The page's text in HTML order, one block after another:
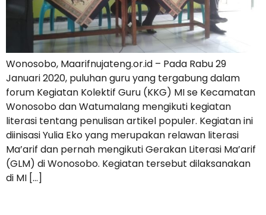
Wonosobo, Maarifnujateng.or.id – Pada Rabu 29
Januari 2020, puluhan guru yang tergabung dalam
forum Kegiatan Kolektif Guru (KKG) MI se Kecamatan
Wonosobo dan Watumalang mengikuti kegiatan
literasi tentang penulisan artikel populer. Kegiatan ini
diinisasi Yulia Eko yang merupakan relawan literasi
Ma’arif dan pernah mengikuti Gerakan Literasi Ma’arif
(GLM) di Wonosobo. Kegiatan tersebut dilaksanakan
di MI […]